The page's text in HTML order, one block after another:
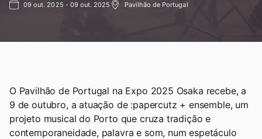
09 out. 2025 - 09 out. 2025 Pavilhão de Portugal
O Pavilhão de Portugal na Expo 2025 Osaka recebe, a
9 de outubro, a atuação de :papercutz + ensemble, um
projeto musical do Porto que cruza tradição e
contemporaneidade, palavra e som, num espetáculo